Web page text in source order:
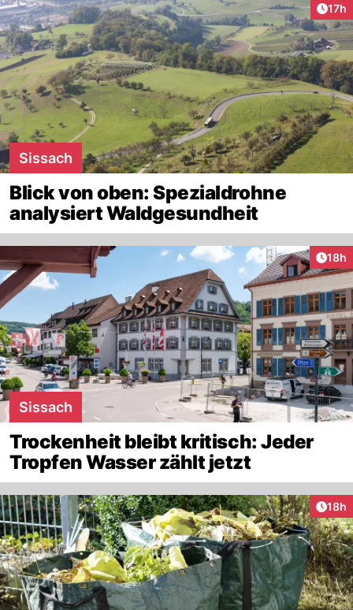
17h
Sissach
Blick von oben: Spezialdrohne
analysiert Waldgesundheit
18h
Sissach
Trockenheit bleibt kritisch: Jeder
Tropfen Wasser zählt jetzt
18h